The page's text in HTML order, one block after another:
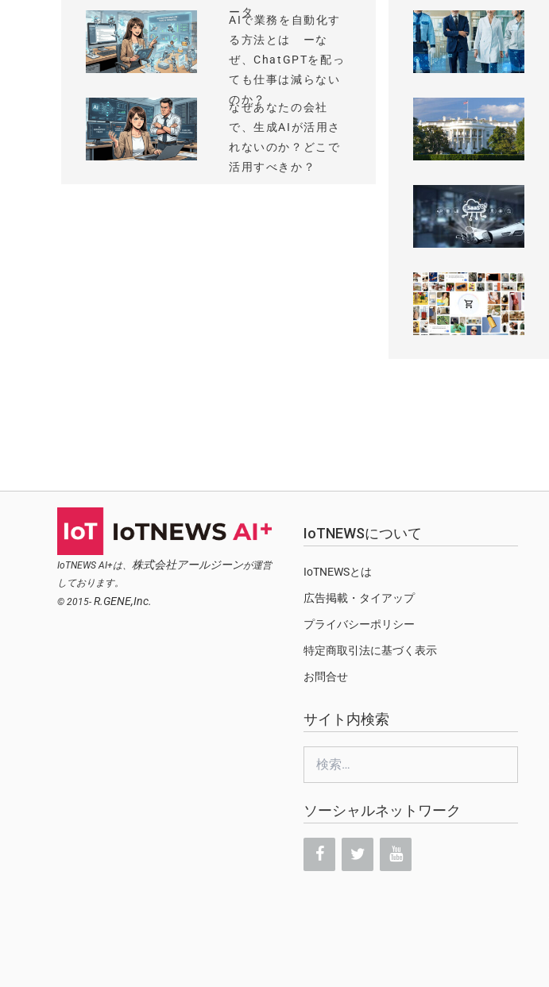
ータ
AIで業務を自動化す
る方法とは ーな
ぜ、ChatGPTを配っ
ても仕事は減らない
のか？
なぜあなたの会社
で、生成AIが活用さ
れないのか？どこで
活用すべきか？
IoTNEWS AI+は、 株式会社アールジーンが運営
しております。
© 2015- R.GENE,Inc.
IoTNEWSについて
IoTNEWSとは
広告掲載・タイアップ
プライバシーポリシー
特定商取引法に基づく表示
お問合せ
サイト内検索
索:
ソーシャルネットワーク